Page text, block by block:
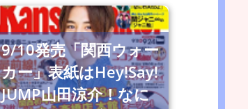
9/10発売「関西ウォー
カー」表紙はHey!Say!
JUMP山田涼介！なに